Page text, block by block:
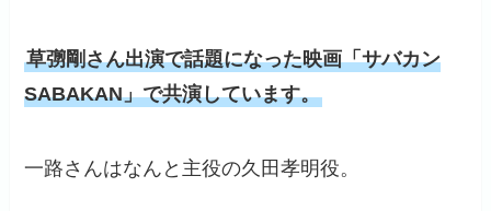
草彅剛さん出演で話題になった映画「サバカン
SABAKAN」で共演しています。
一路さんはなんと主役の久田孝明役。